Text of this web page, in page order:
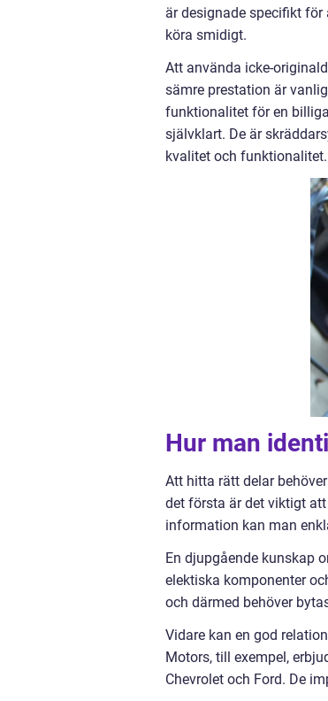
är designade specifikt
köra smidigt.
Att använda icke-
sämre prestation är
funktionalitet för en
självklart. De är
kvalitet och funktionalitet.
Hur man
Att hitta rätt delar
det första är det viktigt
information kan man
En djupgående kunskap
elektiska komponenter
och därmed behöver
Vidare kan en god
Motors, till exempel,
Chevrolet och Ford. De